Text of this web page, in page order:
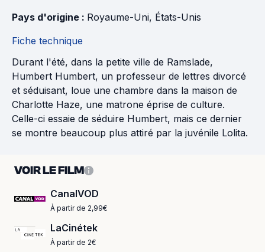
Pays d'origine : Royaume-Uni, États-Unis
Fiche technique
Durant l'été, dans la petite ville de Ramslade,
Humbert Humbert, un professeur de lettres divorcé
et séduisant, loue une chambre dans la maison de
Charlotte Haze, une matrone éprise de culture.
Celle-ci essaie de séduire Humbert, mais ce dernier
se montre beaucoup plus attiré par la juvénile Lolita.
VOIR LE FILM
CanalVOD
À partir de 2,99€
LaCinétek
À partir de 2€